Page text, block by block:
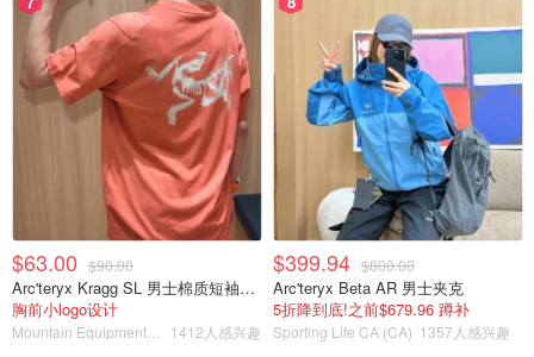
第六步. 蛋清中分三次加入50克砂糖，我还加了柠檬汁。
第七步. 搅打至硬性发泡的蛋白霜。
$63.00 $90.00
Arc'teryx Kragg SL 男士棉质短袖T恤
胸前小logo设计
1412人感兴趣
$399.94 $800.00
Arc'teryx Beta AR 男士夹克
5折降到底!之前$679.96 蹲补
Sporting Life CA (CA) 1357人感兴趣